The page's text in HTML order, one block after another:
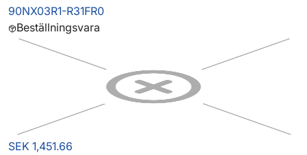
90NX03R1-R31FR0
Beställningsvara
SEK 1,451.66